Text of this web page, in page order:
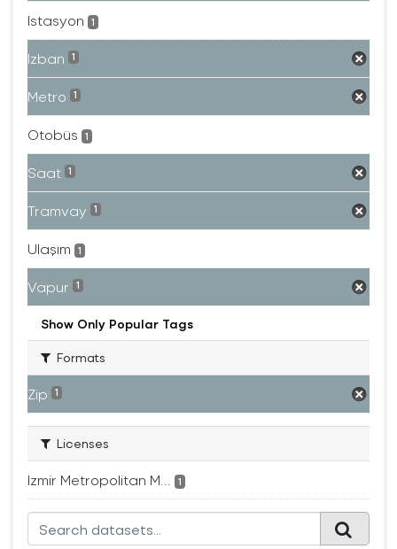
Istasyon 1
Izban 1
Metro 1
Otobüs 1
Saat 1
Tramvay 1
Ulaşım 1
Vapur 1
Show Only Popular Tags
Formats
Zip 1
Licenses
Izmir Metropolitan M... 1